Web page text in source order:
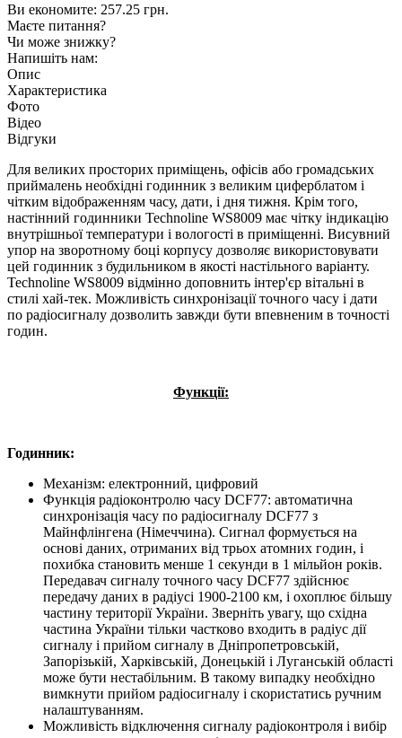
Ви економите: 257.25 грн.
Маєте питання?
Чи може знижку?
Напишіть нам:
Опис
Характеристика
Фото
Відео
Відгуки
Для великих просторих приміщень, офісів або громадських
приймалень необхідні годинник з великим циферблатом і
чітким відображенням часу, дати, і дня тижня. Крім того,
настінний годинники Technoline WS8009 має чітку індикацію
внутрішньої температури і вологості в приміщенні. Висувний
упор на зворотному боці корпусу дозволяє використовувати
цей годинник з будильником в якості настільного варіанту.
Technoline WS8009 відмінно доповнить інтер'єр вітальні в
стилі хай-тек. Можливість синхронізації точного часу і дати
по радіосигналу дозволить завжди бути впевненим в точності
годин.
Функції:
Годинник:
Механізм: електронний, цифровий
Функція радіоконтролю часу DCF77: автоматична
синхронізація часу по радіосигналу DCF77 з
Майнфлінгена (Німеччина). Сигнал формується на
основі даних, отриманих від трьох атомних годин, і
похибка становить менше 1 секунди в 1 мільйон років.
Передавач сигналу точного часу DCF77 здійснює
передачу даних в радіусі 1900-2100 км, і охоплює більшу
частину території України. Зверніть увагу, що східна
частина України тільки частково входить в радіус дії
сигналу і прийом сигналу в Дніпропетровській,
Запорізькій, Харківській, Донецькій і Луганській області
може бути нестабільним. В такому випадку необхідно
вимкнути прийом радіосигналу і скористатись ручним
налаштуванням.
Можливість відключення сигналу радіоконтроля і вибір